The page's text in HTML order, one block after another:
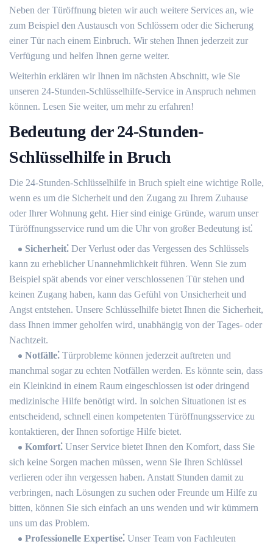
Neben der Türöffnung bieten wir auch weitere Services an, wie
zum Beispiel den Austausch von Schlössern oder die Sicherung
einer Tür nach einem Einbruch.​ Wir stehen Ihnen jederzeit zur
Verfügung und helfen Ihnen gerne weiter.​
Weiterhin erklären wir Ihnen im nächsten Abschnitt, wie Sie
unseren 24-Stunden-Schlüsselhilfe-Service in Anspruch nehmen
können.​ Lesen Sie weiter, um mehr zu erfahren!​
Bedeutung der 24-Stunden-
Schlüsselhilfe in Bruch
Die 24-Stunden-Schlüsselhilfe in Bruch spielt eine wichtige Rolle,
wenn es um die Sicherheit und den Zugang zu Ihrem Zuhause
oder Ihrer Wohnung geht. Hier sind einige Gründe, warum unser
Türöffnungsservice rund um die Uhr von großer Bedeutung ist⁚
Sicherheit⁚ Der Verlust oder das Vergessen des Schlüssels
kann zu erheblicher Unannehmlichkeit führen.​ Wenn Sie zum
Beispiel spät abends vor einer verschlossenen Tür stehen und
keinen Zugang haben, kann das Gefühl von Unsicherheit und
Angst entstehen.​ Unsere Schlüsselhilfe bietet Ihnen die Sicherheit,
dass Ihnen immer geholfen wird, unabhängig von der Tages- oder
Nachtzeit.
Notfälle⁚ Türprobleme können jederzeit auftreten und
manchmal sogar zu echten Notfällen werden.​ Es könnte sein, dass
ein Kleinkind in einem Raum eingeschlossen ist oder dringend
medizinische Hilfe benötigt wird.​ In solchen Situationen ist es
entscheidend, schnell einen kompetenten Türöffnungsservice zu
kontaktieren, der Ihnen sofortige Hilfe bietet.​
Komfort⁚ Unser Service bietet Ihnen den Komfort, dass Sie
sich keine Sorgen machen müssen, wenn Sie Ihren Schlüssel
verlieren oder ihn vergessen haben.​ Anstatt Stunden damit zu
verbringen, nach Lösungen zu suchen oder Freunde um Hilfe zu
bitten, können Sie sich einfach an uns wenden und wir kümmern
uns um das Problem.​
Professionelle Expertise⁚ Unser Team von Fachleuten